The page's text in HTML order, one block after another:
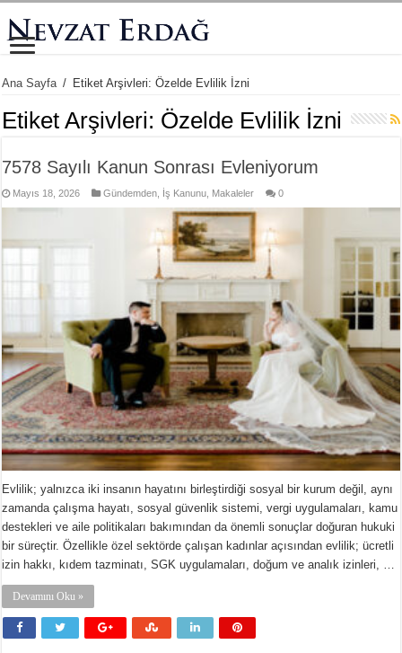
Ana Sayfa / Etiket Arşivleri: Özelde Evlilik İzni
Etiket Arşivleri: Özelde Evlilik İzni
7578 Sayılı Kanun Sonrası Evleniyorum
Mayıs 18, 2026 Gündemden İş Kanunu Makaleler 0
Evlilik; yalnızca iki insanın hayatını birleştirdiği sosyal bir kurum değil, aynı
zamanda çalışma hayatı, sosyal güvenlik sistemi, vergi uygulamaları, kamu
destekleri ve aile politikaları bakımından da önemli sonuçlar doğuran hukuki
bir süreçtir. Özellikle özel sektörde çalışan kadınlar açısından evlilik; ücretli
izin hakkı, kıdem tazminatı, SGK uygulamaları, doğum ve analık izinleri, …
Devamını Oku »